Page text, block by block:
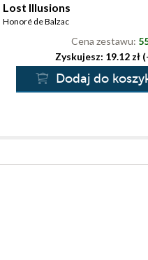
Lost Illusions
Honoré de Balzac
Cena zestawu:
Zyskujesz: 19.12 zł
Dodaj do